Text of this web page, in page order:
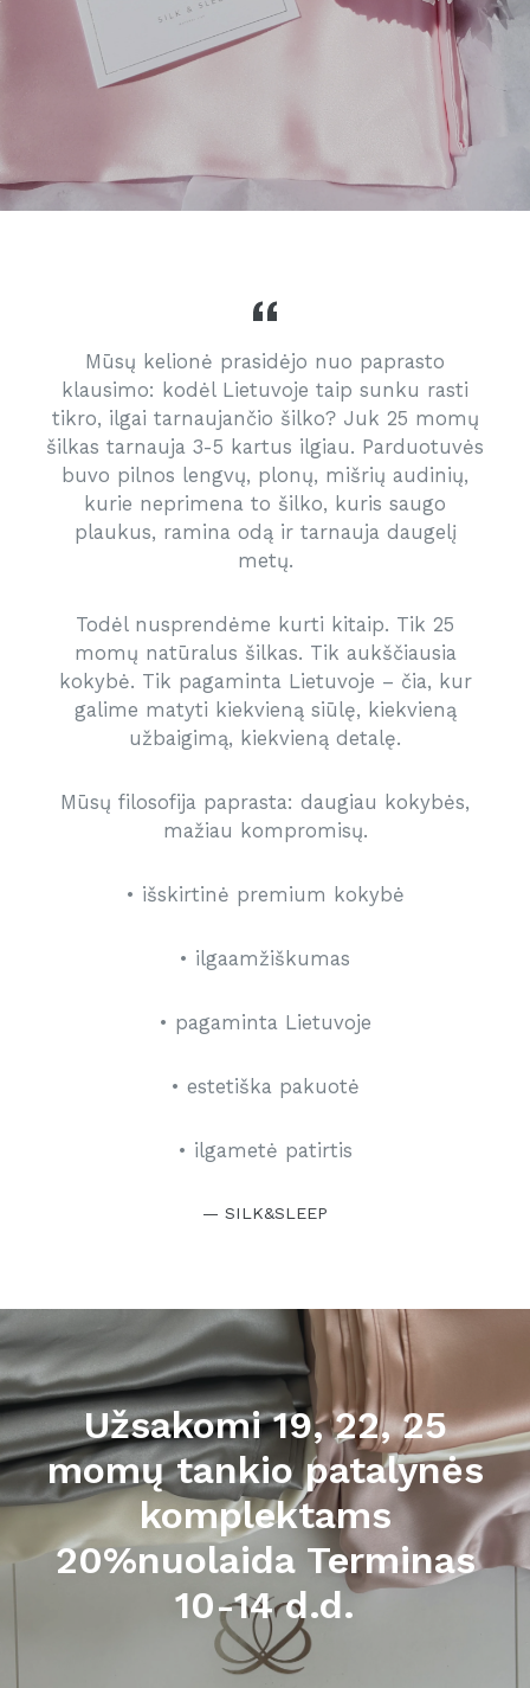
Mūsų kelionė prasidėjo nuo paprasto
klausimo: kodėl Lietuvoje taip sunku rasti
tikro, ilgai tarnaujančio šilko? Juk 25 momų
šilkas tarnauja 3-5 kartus ilgiau. Parduotuvės
buvo pilnos lengvų, plonų, mišrių audinių,
kurie neprimena to šilko, kuris saugo
plaukus, ramina odą ir tarnauja daugelį
metų.
Todėl nusprendėme kurti kitaip. Tik 25
momų natūralus šilkas. Tik aukščiausia
kokybė. Tik pagaminta Lietuvoje – čia, kur
galime matyti kiekvieną siūlę, kiekvieną
užbaigimą, kiekvieną detalę.
Mūsų filosofija paprasta: daugiau kokybės,
mažiau kompromisų.
• išskirtinė premium kokybė
• ilgaamžiškumas
• pagaminta Lietuvoje
• estetiška pakuotė
• ilgametė patirtis
SILK&SLEEP
Užsakomi 19, 22, 25
momų tankio patalynės
komplektams
20%nuolaida Terminas
10-14 d.d.